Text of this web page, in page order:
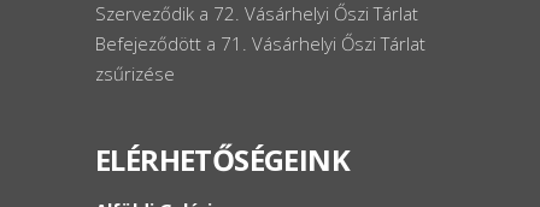
Szerveződik a 72. Vásárhelyi Őszi Tárlat
Befejeződött a 71. Vásárhelyi Őszi Tárlat
zsűrizése
ELÉRHETŐSÉGEINK